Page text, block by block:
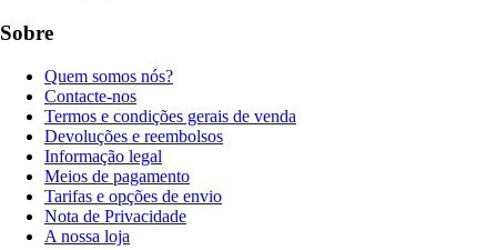
Sobre
Quem somos nós?
Contacte-nos
Termos e condições gerais de venda
Devoluções e reembolsos
Informação legal
Meios de pagamento
Tarifas e opções de envio
Nota de Privacidade
A nossa loja